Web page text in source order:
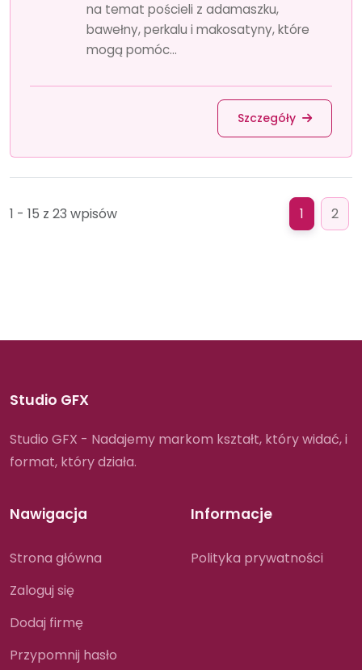
na temat pościeli z adamaszku,
bawełny, perkalu i makosatyny, które
mogą pomóc...
Szczegóły
1 - 15 z 23 wpisów 1 2
Studio GFX
Studio GFX - Nadajemy markom kształt, który widać, i
format, który działa.
Nawigacja
Strona główna
Zaloguj się
Dodaj firmę
Przypomnij hasło
Informacje
Polityka prywatności